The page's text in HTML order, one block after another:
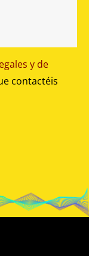
y de
contactéis